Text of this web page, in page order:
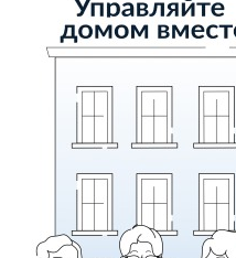
2026 год
Мероприятия по
энергосбережению
2019 год